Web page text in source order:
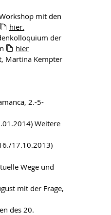
mit den
hier.
der
hier
Martina Kempter
2.-5-
Weitere
17.10.2013)
Wege und
mit der Frage,
des 20.